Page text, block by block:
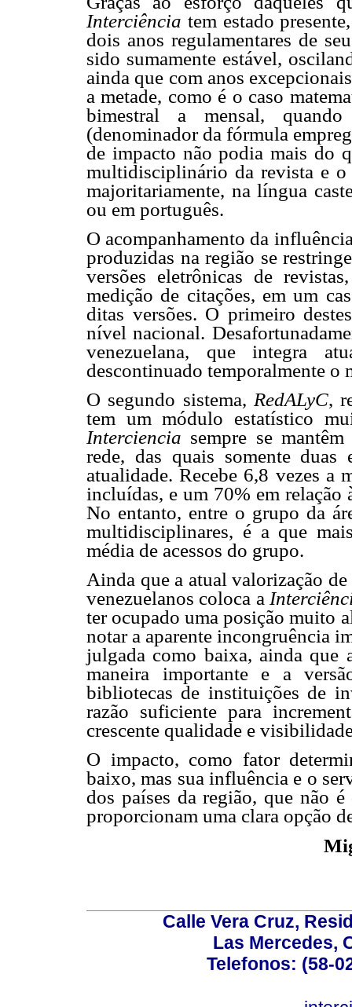
Interciência tem estado
dois anos regulamentares de
sido sumamente estável,
ainda que com anos
a metade, como é o caso
bimestral a mensal,
(denominador da fórmula
de impacto não podia mais do
multidisciplinário da revista e o
majoritariamente, na língua
ou em português.
O acompanhamento da
produzidas na região se
versões eletrônicas de
medição de citações, em um
ditas versões. O primeiro
nível nacional.
venezuelana, que integra
descontinuado temporalmente o
O segundo sistema, RedALyC,
tem um módulo estatístico
Interciencia sempre se
rede, das quais somente
atualidade. Recebe 6,8 vezes a
incluídas, e um 70% em
No entanto, entre o grupo da
multidisciplinares, é a que
média de acessos do grupo.
Ainda que a atual valorização
venezuelanos coloca a
ter ocupado uma posição muito
notar a aparente incongruência
julgada como baixa, ainda que
maneira importante e a
bibliotecas de instituições de
razão suficiente para
crescente qualidade e
O impacto, como fator
baixo, mas sua influência e o
dos países da região, que não
proporcionam uma clara opção
Calle Vera Cruz,
Las Mercedes,
Telefonos: (58-